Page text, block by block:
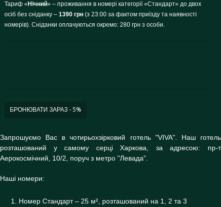
Тариф « Нічний» – проживання в номері категорії «Стандарт» до двох
осіб без сніданку – 1390 грн (з 23:00 за фактом приїзду та наявності
номерів). Сніданки оплачуються окремо: 280 грн з особи.
БРОНЮВАТИ ЗАРАЗ - 5%
Запрошуємо Вас в чотирьохзірковий готель "VIVA". Наш готель
розташований у самому серці Харкова, за адресою: пр-т
Аерокосмічний, 10/2, поруч з метро "Левада".
Наші номери:
Номер Стандарт – 25 м², розташований на 1, 2 та 3